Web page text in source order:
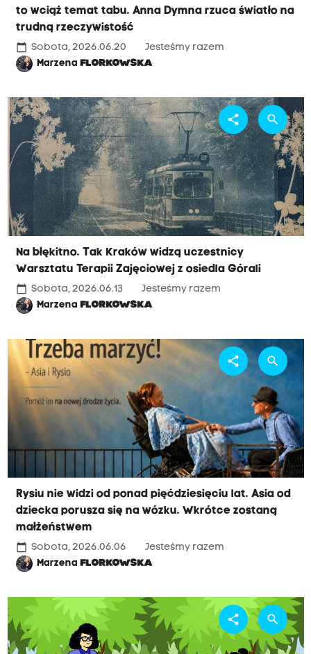
to wciąż temat tabu. Anna Dymna rzuca światło na
trudną rzeczywistość
calendar_today Sobota, 2026.06.20
Jesteśmy razem
MarzenaFLORKOWSKA
Na błękitno. Tak Kraków widzą uczestnicy
Warsztatu Terapii Zajęciowej z osiedla Górali
calendar_today Sobota, 2026.06.13
Jesteśmy razem
MarzenaFLORKOWSKA
share search
Rysiu nie widzi od ponad pięćdziesięciu lat. Asia od
dziecka porusza się na wózku. Wkrótce zostaną
małżeństwem
calendar_today Sobota, 2026.06.06
Jesteśmy razem
MarzenaFLORKOWSKA
share search
share search